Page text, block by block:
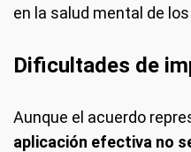
en la salud mental de
Dificultades de
Aunque el acuerdo
aplicación efectiva no